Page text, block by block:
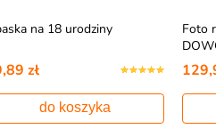
na 18 urodziny
zł
do koszyka
Foto